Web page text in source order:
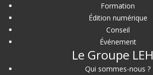
Formation
Édition numérique
Conseil
Événement
Le Groupe LEH
Qui sommes-nous ?